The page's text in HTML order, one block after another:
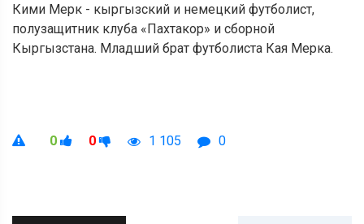
Кими Мерк - кыргызский и немецкий футболист,
полузащитник клуба «Пахтакор» и сборной
Кыргызстана. Младший брат футболиста Кая Мерка.
0 0 1 105 0